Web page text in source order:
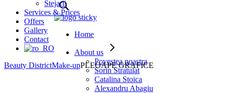
Home
About us
Povestea noastra
Sorin Stratulat
Catalina Stoica
Alexandru Abagiu
Stejarii
Services & Prices
Offers
Gallery
Contact
Beauty DistrictMake-upPLEOAPE GRAFICE